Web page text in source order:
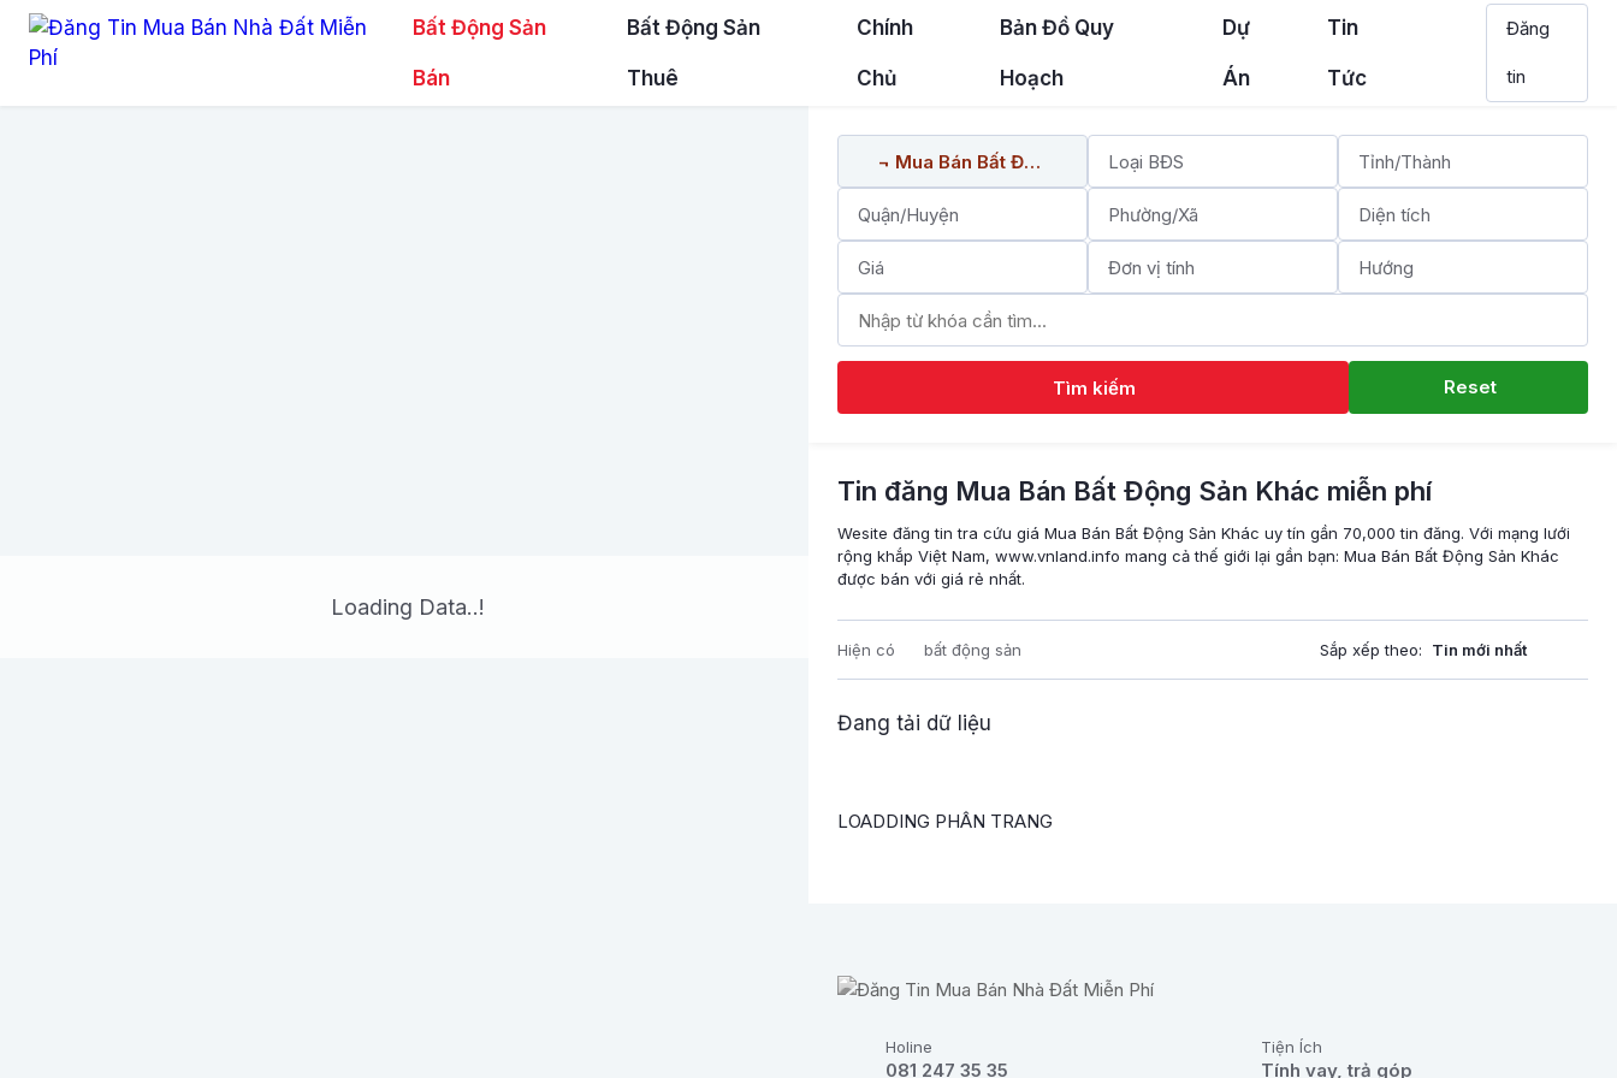
Bất Động Sản
Bán
Bất Động Sản
Thuê
Chính
Chủ
Bản Đồ Quy
Hoạch
Dự
Án
Tin
Tức
Đăng
tin
Tìm kiếm Reset
Tin đăng Mua Bán Bất Động Sản Khác miễn phí
Wesite đăng tin tra cứu giá Mua Bán Bất Động Sản Khác uy tín gần 70,000 tin đăng. Với mạng lưới
rộng khắp Việt Nam, www.vnland.info mang cả thế giới lại gần bạn: Mua Bán Bất Động Sản Khác
được bán với giá rẻ nhất.
Hiện có bất động sản Sắp xếp theo:
Đang tải dữ liệu
LOADDING PHÂN TRANG
Holine
081 247 35 35
Tiện Ích
Tính vay, trả góp
Loading Data..!